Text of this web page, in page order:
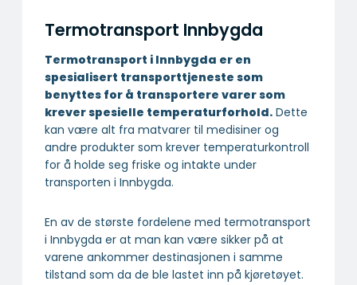
Termotransport Innbygda
Termotransport i Innbygda er en
spesialisert transport­tjeneste som
benyttes for å transportere varer som
krever spesielle temperatur­forhold. Dette
kan være alt fra matvarer til medisiner og
andre produkter som krever temperaturkontroll
for å holde seg friske og intakte under
transporten i Innbygda.
En av de største fordelene med termotransport
i Innbygda er at man kan være sikker på at
varene ankommer destinasjonen i samme
tilstand som da de ble lastet inn på kjøretøyet.